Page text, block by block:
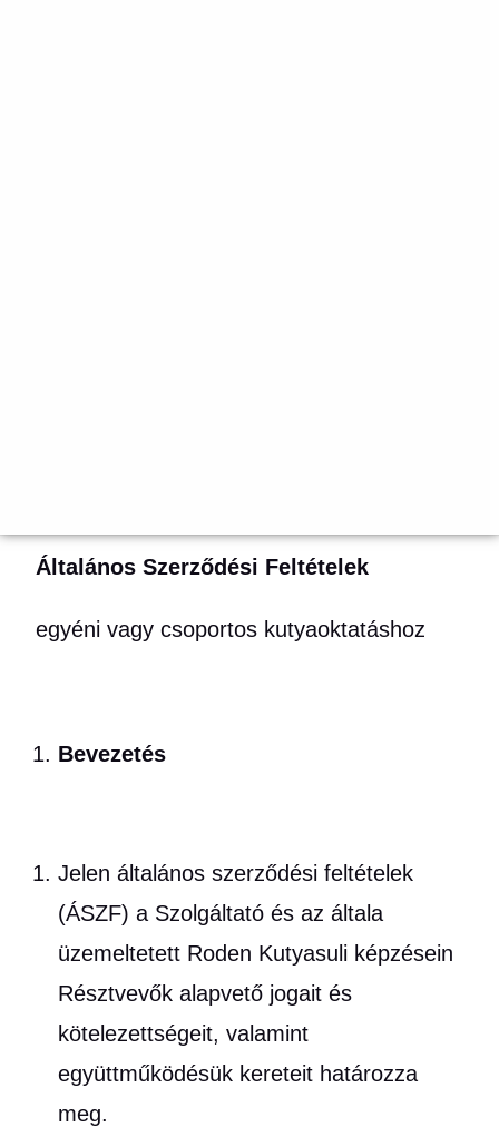
Általános Szerződési Feltételek
egyéni vagy csoportos kutyaoktatáshoz
Bevezetés
Jelen általános szerződési feltételek
(ÁSZF) a Szolgáltató és az általa
üzemeltetett Roden Kutyasuli képzésein
Résztvevők alapvető jogait és
kötelezettségeit, valamint
együttműködésük kereteit határozza
meg.